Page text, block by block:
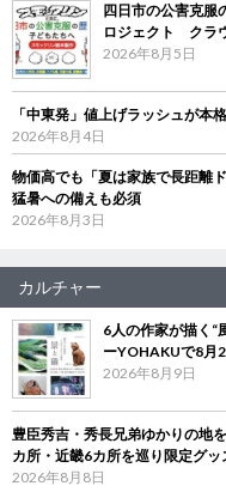
四日市の公害克服
ロジェクト クラ
2026年8月5日
「中東発」値上げラッシュが
2026年8月4日
物価高でも「夏は家族で長距離
猛暑への備えも必須
2026年8月3日
カルチャー
6人の作家が描く
ーYOHAKUで8月
2026年8月9日
豊臣秀吉・秀長兄弟ゆかりの地
カ所・近畿6カ所を巡り限定グッ
2026年8月8日